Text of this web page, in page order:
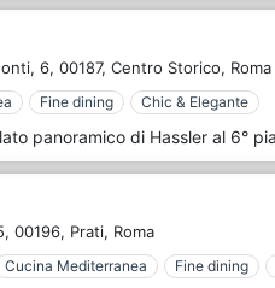
6, 00187, Centro Storico, Roma
Fine dining Chic & Elegante
00196, Prati, Roma
Cucina Mediterranea Fine dining